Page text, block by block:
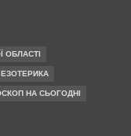
ОБЛАСТІ
ЕЗОТЕРИКА
НА СЬОГОДНІ